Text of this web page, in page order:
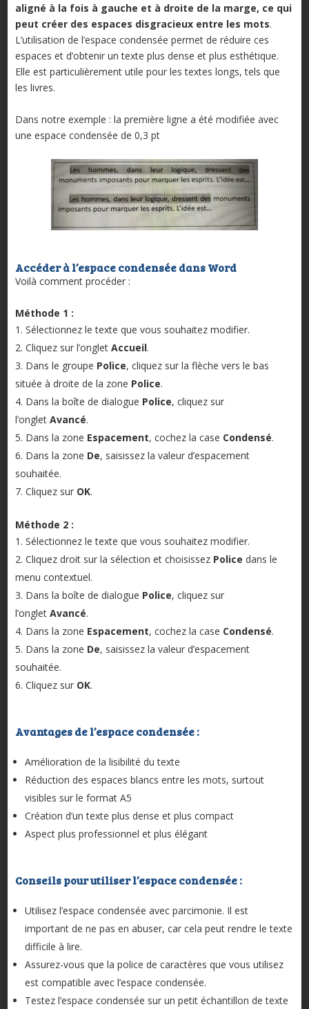
aligné à la fois à gauche et à droite de la marge, ce qui
peut créer des espaces disgracieux entre les mots.
L’utilisation de l’espace condensée permet de réduire ces
espaces et d’obtenir un texte plus dense et plus esthétique.
Elle est particulièrement utile pour les textes longs, tels que
les livres.
Dans notre exemple : la première ligne a été modifiée avec
une espace condensée de 0,3 pt
Accéder à l’espace condensée dans Word
Voilà comment procéder :
Méthode 1 :
Sélectionnez le texte que vous souhaitez modifier.
Cliquez sur l’onglet Accueil.
Dans le groupe Police, cliquez sur la flèche vers le bas
située à droite de la zone Police.
Dans la boîte de dialogue Police, cliquez sur
l’onglet Avancé.
Dans la zone Espacement, cochez la case Condensé.
Dans la zone De, saisissez la valeur d’espacement
souhaitée.
Cliquez sur OK.
Méthode 2 :
Sélectionnez le texte que vous souhaitez modifier.
Cliquez droit sur la sélection et choisissez Police dans le
menu contextuel.
Dans la boîte de dialogue Police, cliquez sur
l’onglet Avancé.
Dans la zone Espacement, cochez la case Condensé.
Dans la zone De, saisissez la valeur d’espacement
souhaitée.
Cliquez sur OK.
Avantages de l’espace condensée :
Amélioration de la lisibilité du texte
Réduction des espaces blancs entre les mots, surtout
visibles sur le format A5
Création d’un texte plus dense et plus compact
Aspect plus professionnel et plus élégant
Conseils pour utiliser l’espace condensée :
Utilisez l’espace condensée avec parcimonie. Il est
important de ne pas en abuser, car cela peut rendre le texte
difficile à lire.
Assurez-vous que la police de caractères que vous utilisez
est compatible avec l’espace condensée.
Testez l’espace condensée sur un petit échantillon de texte